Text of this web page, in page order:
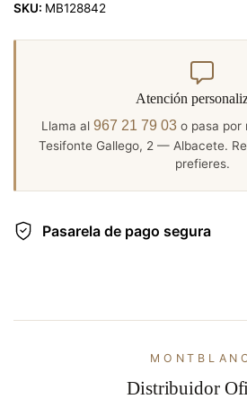
SKU: MB128842
Atención
Llama al 967 21 79 03 o pasa por
Tesifonte Gallego, 2 — Albacete.
prefieres.
Pasarela de pago segura
Distribuidor